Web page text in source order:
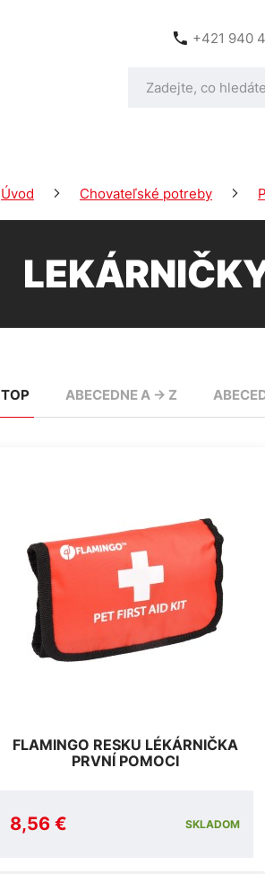
+421 940
Úvod Chovateľské potreby
TOP ABECEDNE A -> Z
FLAMINGO RESKU LÉKÁRNIČKA
PRVNÍ POMOCI
8,56 € SKLADOM